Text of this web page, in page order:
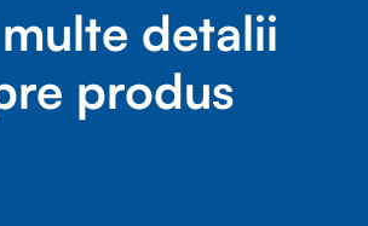
detalii
produs